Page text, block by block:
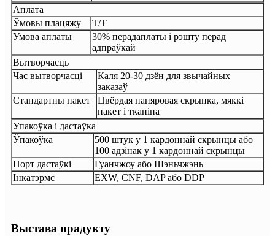
Аплата
Ўмовы плацяжу
T/T
Умова аплаты
30% перадаплаты і рэшту перад
адпраўкай
Вытворчасць
Час вытворчасці
Каля 20-30 дзён для звычайных
заказаў
Стандартны пакет
Цвёрдая папяровая скрынка, мяккі
пакет і тканіна
Упакоўка і дастаўка
Ўпакоўка
500 штук у 1 кардоннай скрынцы або
100 адзінак у 1 кардоннай скрынцы
Порт дастаўкі
Гуанчжоу або Шэньчжэнь
Інкатэрмс
EXW, CNF, DAP або DDP
Выстава прадукту